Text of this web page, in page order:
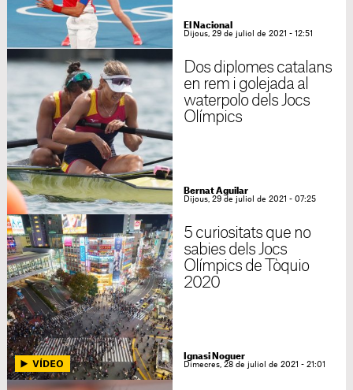
El Nacional
Dijous, 29 de juliol de 2021 - 12:51
Dos diplomes catalans
en rem i golejada al
waterpolo dels Jocs
Olímpics
Bernat Aguilar
Dijous, 29 de juliol de 2021 - 07:25
5 curiositats que no
sabies dels Jocs
Olímpics de Tòquio
2020
Ignasi Noguer
Dimecres, 28 de juliol de 2021 - 21:01